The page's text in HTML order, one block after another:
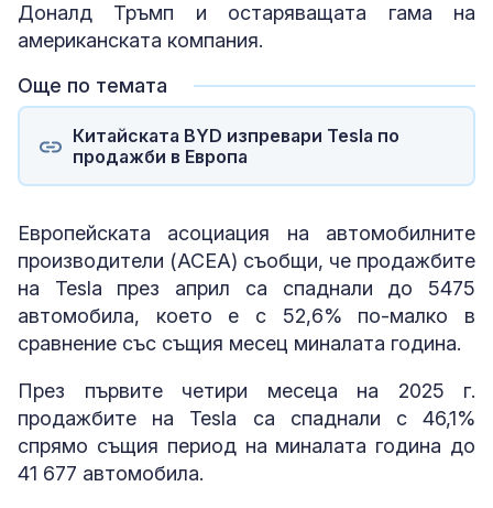
Доналд Тръмп и остаряващата гама на
американската компания.
Още по темата
Китайската BYD изпревари Tesla по
продажби в Европа
Европейската асоциация на автомобилните
производители (ACEA) съобщи, че продажбите
на Tesla през април са спаднали до 5475
автомобила, което е с 52,6% по-малко в
сравнение със същия месец миналата година.
През първите четири месеца на 2025 г.
продажбите на Tesla са спаднали с 46,1%
спрямо същия период на миналата година до
41 677 автомобила.